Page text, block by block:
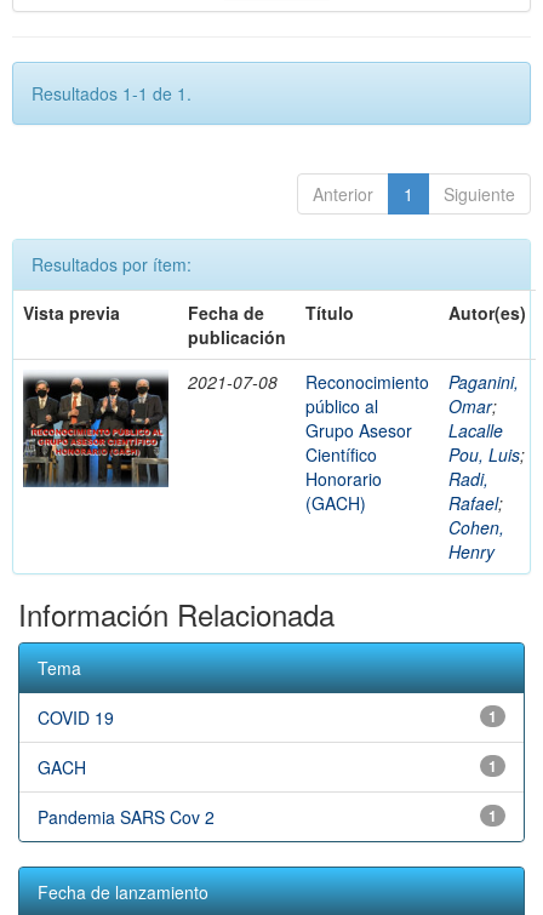
Resultados 1-1 de 1.
Anterior 1 Siguiente
Resultados por ítem:
Vista previa
Fecha de
publicación
Título Autor(es)
2021-07-08
Reconocimiento
público al
Grupo Asesor
Científico
Honorario
(GACH)
Paganini,
Omar;
Lacalle
Pou, Luis;
Radi,
Rafael;
Cohen,
Henry
Información Relacionada
Tema
1
COVID 19
1
GACH
1
Pandemia SARS Cov 2
Fecha de lanzamiento